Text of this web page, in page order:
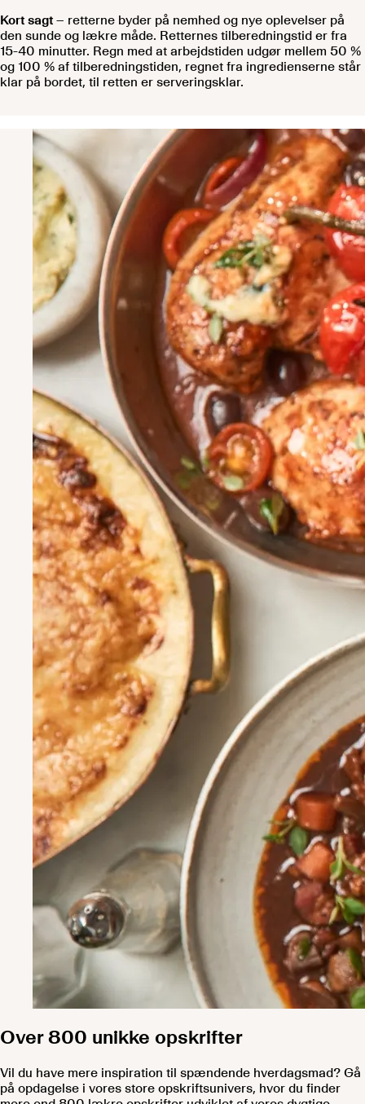
Kort sagt – retterne byder på nemhed og nye oplevelser på
den sunde og lækre måde. Retternes tilberedningstid er fra
15-40 minutter. Regn med at arbejdstiden udgør mellem 50 %
og 100 % af tilberedningstiden, regnet fra ingredienserne står
klar på bordet, til retten er serveringsklar.
Over 800 unikke opskrifter
Vil du have mere inspiration til spændende hverdagsmad? Gå
på opdagelse i vores store opskriftsunivers, hvor du finder